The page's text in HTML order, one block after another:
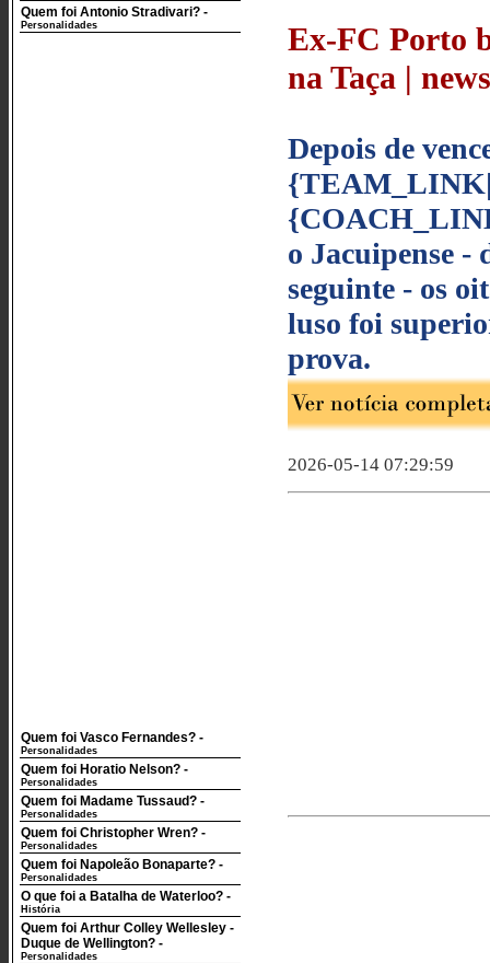
Quem foi Antonio Stradivari? -
Personalidades
Quem foi Vasco Fernandes? -
Personalidades
Quem foi Horatio Nelson? -
Personalidades
Quem foi Madame Tussaud? -
Personalidades
Quem foi Christopher Wren? -
Personalidades
Quem foi Napoleão Bonaparte? -
Personalidades
O que foi a Batalha de Waterloo? -
História
Quem foi Arthur Colley Wellesley -
Duque de Wellington? -
Personalidades
Ex-FC Porto
na Taça |
Depois de
o Jacuipense -
seguinte - os
luso foi
prova.
2026-05-14 07:29:59